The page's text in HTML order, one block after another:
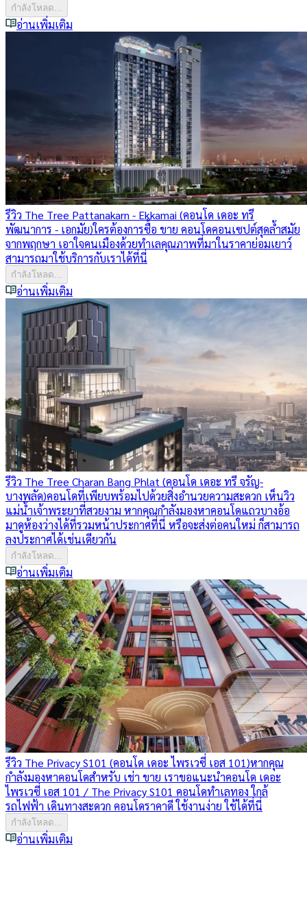
กำลังโหลด...
อ่านเพิ่มเติม
รีวิว The Tree Pattanakarn - Ekkamai (คอนโด เดอะ ทรี
พัฒนาการ - เอกมัย)ใครต้องการซื้อ ขาย คอนโดคอนเซปต์สุดล้ำสมัย
จากพฤกษา เอาใจคนเมืองด้วยทำเลคุณภาพที่มาในราคาย่อมเยาว์
สามารถมาใช้บริการกับเราได้ที่นี่
กำลังโหลด...
อ่านเพิ่มเติม
รีวิว The Tree Charan Bang Phlat (คอนโด เดอะ ทรี จรัญ-
บางพลัด)คอนโดที่เพียบพร้อมไปด้วยสิ่งอำนวยความสะดวก เห็นวิว
แม่น้ำเจ้าพระยาที่สวยงาม หากคุณกำลังมองหาคอนโดแถวบางอ้อ
มาดูห้องว่างได้ที่รวมหน้าประกาศที่นี่ หรือจะส่งต่อคนใหม่ ก็สามารถ
ลงประกาศได้เช่นเดียวกัน
กำลังโหลด...
อ่านเพิ่มเติม
รีวิว The Privacy S101 (คอนโด เดอะ ไพรเวซี่ เอส 101)หากคุณ
กำลังมองหาคอนโดสำหรับ เช่า ขาย เราขอแนะนำคอนโด เดอะ
ไพรเวซี่ เอส 101 / The Privacy S101 คอนโดทำเลทอง ใกล้
รถไฟฟ้า เดินทางสะดวก คอนโดราคาดี ใช้งานง่าย ใช้ได้ที่นี่
กำลังโหลด...
อ่านเพิ่มเติม